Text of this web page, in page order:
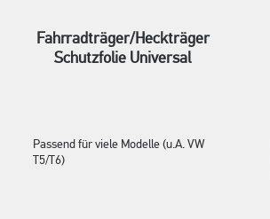
Fahrradträger/Heckträger
Schutzfolie Universal
Passend für viele Modelle (u.A. VW
T5/T6)